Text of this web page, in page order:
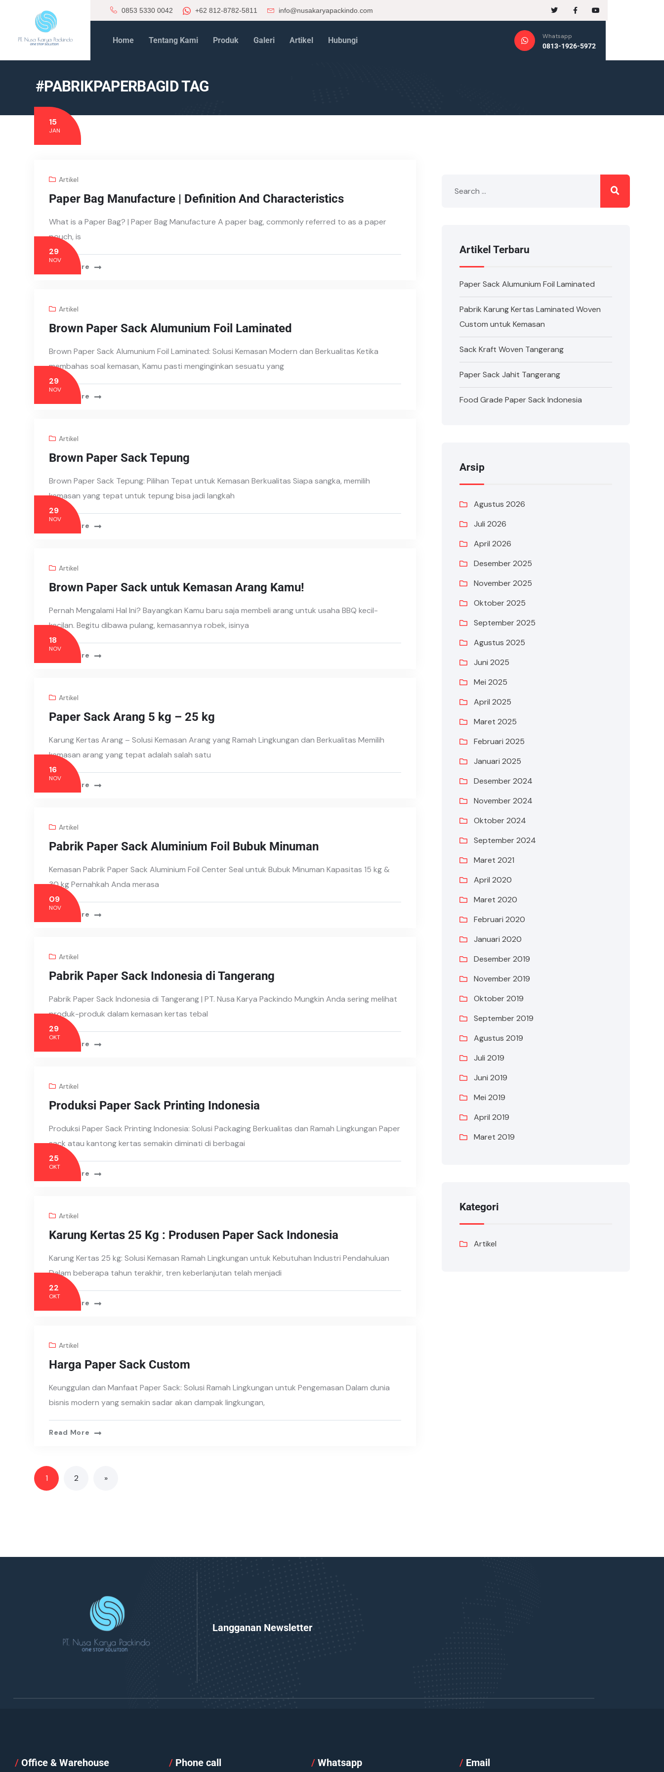
0853 5330 0042 +62 812-8782-5811 info@nusakaryapackindo.com
Home Tentang Kami Produk Galeri Artikel Hubungi
Whatsapp
0813-1926-5972
#PABRIKPAPERBAGID TAG
15
JAN
Artikel
Paper Bag Manufacture | Definition And Characteristics
What is a Paper Bag? | Paper Bag Manufacture A paper bag, commonly referred to as a paper
pouch, is
Read More
29
NOV
Artikel
Brown Paper Sack Alumunium Foil Laminated
Brown Paper Sack Alumunium Foil Laminated: Solusi Kemasan Modern dan Berkualitas Ketika
membahas soal kemasan, Kamu pasti menginginkan sesuatu yang
Read More
29
NOV
Artikel
Brown Paper Sack Tepung
Brown Paper Sack Tepung: Pilihan Tepat untuk Kemasan Berkualitas Siapa sangka, memilih
kemasan yang tepat untuk tepung bisa jadi langkah
Read More
29
NOV
Artikel
Brown Paper Sack untuk Kemasan Arang Kamu!
Pernah Mengalami Hal Ini? Bayangkan Kamu baru saja membeli arang untuk usaha BBQ kecil-
kecilan. Begitu dibawa pulang, kemasannya robek, isinya
Read More
18
NOV
Artikel
Paper Sack Arang 5 kg – 25 kg
Karung Kertas Arang – Solusi Kemasan Arang yang Ramah Lingkungan dan Berkualitas Memilih
kemasan arang yang tepat adalah salah satu
Read More
16
NOV
Artikel
Pabrik Paper Sack Aluminium Foil Bubuk Minuman
Kemasan Pabrik Paper Sack Aluminium Foil Center Seal untuk Bubuk Minuman Kapasitas 15 kg &
30 kg Pernahkah Anda merasa
Read More
09
NOV
Artikel
Pabrik Paper Sack Indonesia di Tangerang
Pabrik Paper Sack Indonesia di Tangerang | PT. Nusa Karya Packindo Mungkin Anda sering melihat
produk-produk dalam kemasan kertas tebal
Read More
29
OKT
Artikel
Produksi Paper Sack Printing Indonesia
Produksi Paper Sack Printing Indonesia: Solusi Packaging Berkualitas dan Ramah Lingkungan Paper
sack atau kantong kertas semakin diminati di berbagai
Read More
25
OKT
Artikel
Karung Kertas 25 Kg : Produsen Paper Sack Indonesia
Karung Kertas 25 kg: Solusi Kemasan Ramah Lingkungan untuk Kebutuhan Industri Pendahuluan
Dalam beberapa tahun terakhir, tren keberlanjutan telah menjadi
Read More
22
OKT
Artikel
Harga Paper Sack Custom
Keunggulan dan Manfaat Paper Sack: Solusi Ramah Lingkungan untuk Pengemasan Dalam dunia
bisnis modern yang semakin sadar akan dampak lingkungan,
Read More
1 2 »
Artikel Terbaru
Paper Sack Alumunium Foil Laminated
Pabrik Karung Kertas Laminated Woven
Custom untuk Kemasan
Sack Kraft Woven Tangerang
Paper Sack Jahit Tangerang
Food Grade Paper Sack Indonesia
Arsip
Agustus 2026
Juli 2026
April 2026
Desember 2025
November 2025
Oktober 2025
September 2025
Agustus 2025
Juni 2025
Mei 2025
April 2025
Maret 2025
Februari 2025
Januari 2025
Desember 2024
November 2024
Oktober 2024
September 2024
Maret 2021
April 2020
Maret 2020
Februari 2020
Januari 2020
Desember 2019
November 2019
Oktober 2019
September 2019
Agustus 2019
Juli 2019
Juni 2019
Mei 2019
April 2019
Maret 2019
Kategori
Artikel
Langganan Newsletter
/ Office & Warehouse / Phone call /Whatsapp /Email